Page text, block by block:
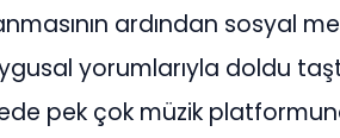
ardından sosyal
yorumlarıyla doldu
pek çok müzik